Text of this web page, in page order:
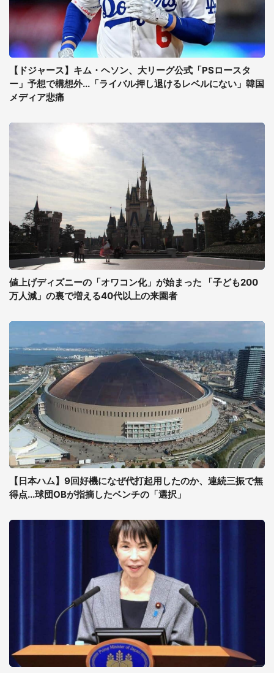
【ドジャース】キム・ヘソン、大リーグ公式「PSロースタ
ー」予想で構想外...「ライバル押し退けるレベルにない」韓国
メディア悲痛
値上げディズニーの「オワコン化」が始まった 「子ども200
万人減」の裏で増える40代以上の来園者
【日本ハム】9回好機になぜ代打起用したのか、連続三振で無
得点...球団OBが指摘したベンチの「選択」